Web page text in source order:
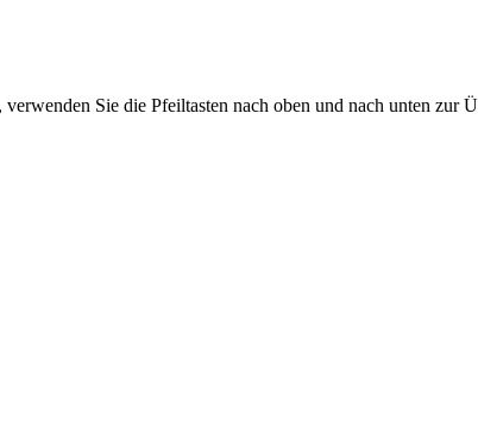
Sie die Pfeiltasten nach oben und nach unten zur